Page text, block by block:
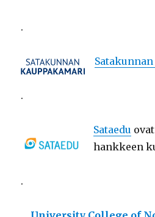
.
.
Sataedu
hankkeen
.